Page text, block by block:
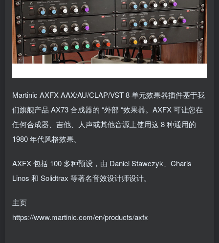
Martinic AXFX AAX/AU/CLAP/VST 8 单元效果器插件基于我
们旗舰产品 AX73 合成器的 “外部 “效果器。AXFX 可让您在
任何合成器、吉他、人声或其他音源上使用这 8 种通用的
1980 年代风格效果。
AXFX 包括 100 多种预设，由 Daniel Stawczyk、Charis
Linos 和 Solidtrax 等著名音效设计师设计。
主页
https://www.martinic.com/en/products/axfx